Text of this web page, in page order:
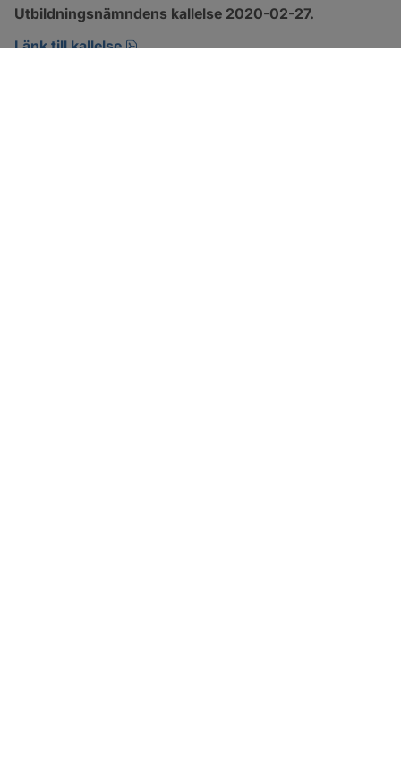
Utbildningsnämndens kallelse 2020-02-27.
Länk till kallelse
pdf, öppnas i nytt fönster.